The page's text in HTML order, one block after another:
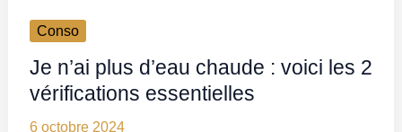
Conso
Je n’ai plus d’eau chaude : voici les 2
vérifications essentielles
6 octobre 2024